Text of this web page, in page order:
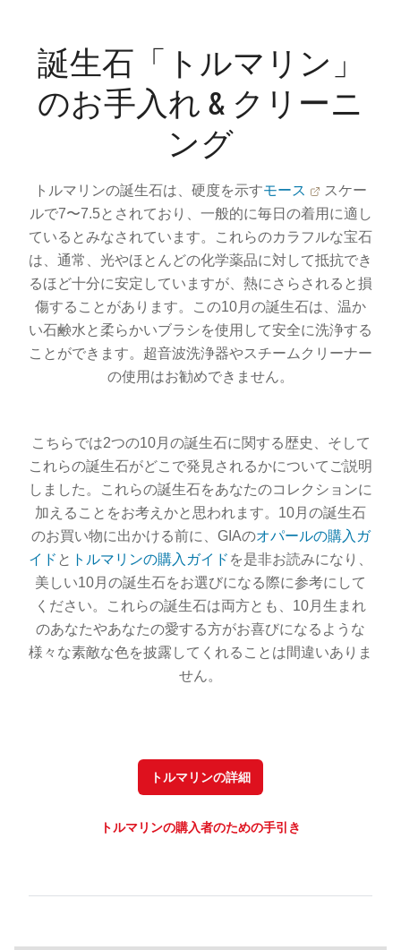
誕生石「トルマリン」
のお手入れ & クリーニ
ング
トルマリンの誕生石は、硬度を示すモース
スケー
ルで7〜7.5とされており、一般的に毎日の着用に適し
ているとみなされています。これらのカラフルな宝石
は、通常、光やほとんどの化学薬品に対して抵抗でき
るほど十分に安定していますが、熱にさらされると損
傷することがあります。この10月の誕生石は、温か
い石鹸水と柔らかいブラシを使用して安全に洗浄する
ことができます。超音波洗浄器やスチームクリーナー
の使用はお勧めできません。
こちらでは2つの10月の誕生石に関する歴史、そして
これらの誕生石がどこで発見されるかについてご説明
しました。これらの誕生石をあなたのコレクションに
加えることをお考えかと思われます。10月の誕生石
のお買い物に出かける前に、GIAのオパールの購入ガ
イド と トルマリンの購入ガイド を是非お読みになり、
美しい10月の誕生石をお選びになる際に参考にして
ください。これらの誕生石は両方とも、10月生まれ
のあなたやあなたの愛する方がお喜びになるような
様々な素敵な色を披露してくれることは間違いありま
せん。
トルマリンの詳細
トルマリンの購入者のための手引き